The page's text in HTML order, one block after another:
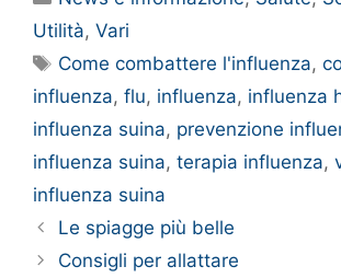
Utilità, Vari
Tag
Come combattere l'influenza,
influenza, flu, influenza, influenza
influenza suina, prevenzione
influenza suina, terapia influenza,
influenza suina
Le spiagge più belle
Consigli per allattare